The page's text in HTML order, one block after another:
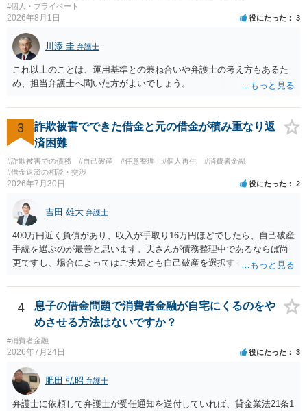
#個人・プライベート
2026年8月1日 役にたった 3
川添 圭 弁護士
これ以上のことは、運用基準との兼ね合いや弁護士の考え方もあるた
め、担当弁護士へ聞いた方がよいでしょう。
3
詐欺被害でできた借金と元の借金が積み重なり返
済困難
#詐欺被害での債務 #自己破産 #任意整理 #個人再生
#消費者金融
#借金返済の相談・交渉
2026年7月30日 役にたった 2
吉田 雄大 弁護士
400万円近く負債があり、収入が手取り16万円ほどでしたら、自己破産
手続を選ぶのが最善と思います。夫さんが債務整理中であるならば尚
更ですし、場合によってはご夫婦とも自己破産を選択する方法もある
4
息子の借金問題で消費者金融が自宅にくるのをや
めさせる方法はないですか？
#消費者金融
2026年7月24日 役にたった 3
肥田 弘昭 弁護士
弁護士に依頼して弁護士が受任通知を送付していれば、貸金業法21条1